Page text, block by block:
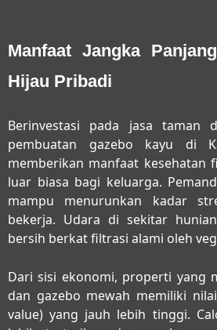
Manfaat Jangka
Hijau Pribadi
Berinvestasi pada jasa taman
pembuatan gazebo kayu di
memberikan manfaat kesehatan
luar biasa bagi keluarga.
mampu menurunkan kadar
bekerja. Udara di sekitar
bersih berkat filtrasi alami oleh
Dari sisi ekonomi, properti yang
dan gazebo mewah memiliki
value) yang jauh lebih tinggi.